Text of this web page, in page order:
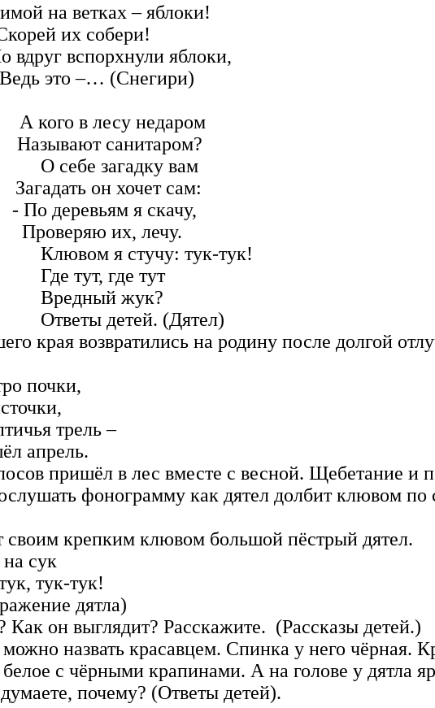
на ветках – яблоки!
их собери!
вспорхнули яблоки,
это –… (Снегири)
в лесу недаром
санитаром?
вам
он хочет сам:
По деревьям я скачу,
их, лечу.
тук-тук!
тут
жук?
(Дятел)
края возвратились на родину после долгой
трель –
пришёл в лес вместе с весной. Щебетание и
фонограмму как дятел долбит клювом по
своим крепким клювом большой пёстрый дятел.
тук!
дятла)
Как он выглядит? Расскажите. (Рассказы детей.)
назвать красавцем. Спинка у него чёрная.
с чёрными крапинами. А на голове у дятла
почему? (Ответы детей).